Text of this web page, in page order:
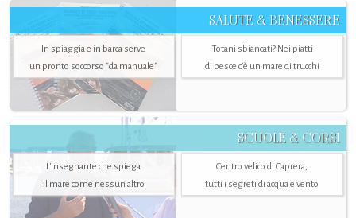
SALUTE & BENESSERE
In spiaggia e in barca serve
un pronto soccorso "da manuale"
Totani sbiancati? Nei piatti
di pesce c'è un mare di trucchi
SCUOLE & CORSI
L'insegnante che spiega
il mare come nessun altro
Centro velico di Caprera,
tutti i segreti di acqua e vento